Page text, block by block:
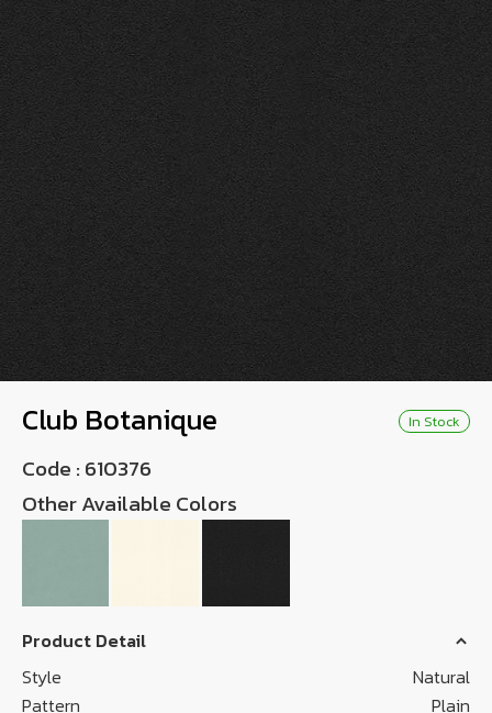
Tips & Tricks
News & Activity
Contact Us
About Us
Achievement
Contact Us
เข้าสู่ระบบ
Wish List
Language
0-2746-8899
Club Botanique In Stock
Code : 610376
Other Available Colors
Product Detail
Style
Natural
Pattern
Plain